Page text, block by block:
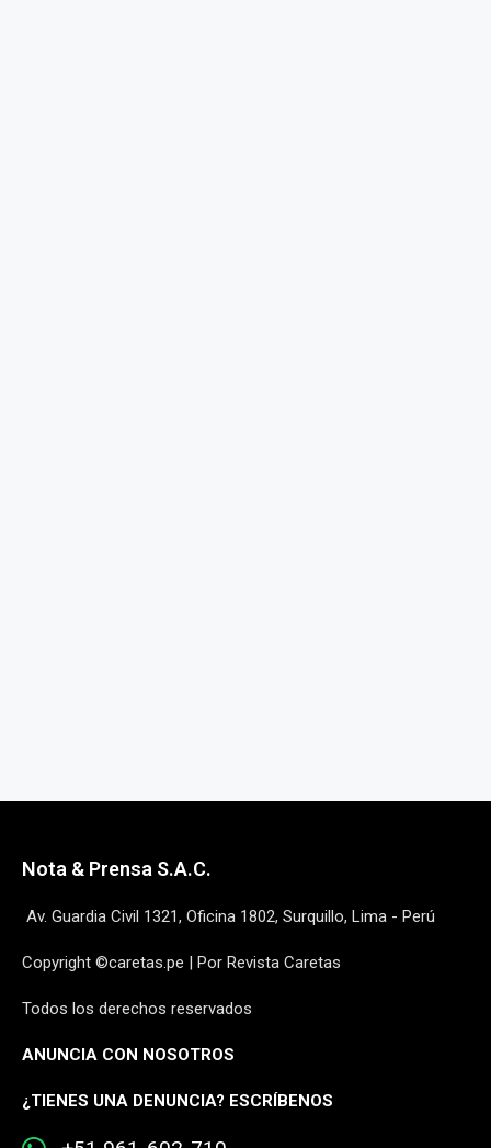
Nota & Prensa S.A.C.
Av. Guardia Civil 1321, Oficina 1802, Surquillo, Lima - Perú
Copyright ©caretas.pe | Por Revista Caretas
Todos los derechos reservados
ANUNCIA CON NOSOTROS
¿TIENES UNA DENUNCIA? ESCRÍBENOS